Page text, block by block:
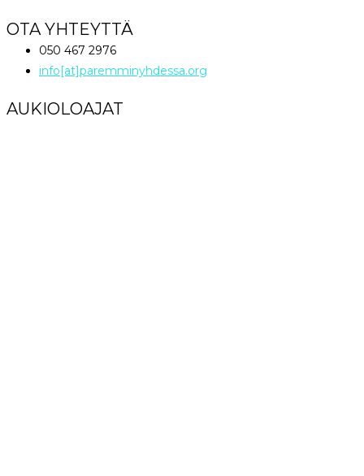
OTA YHTEYTTÄ
050 467 2976
info[at]paremminyhdessa.org
AUKIOLOAJAT